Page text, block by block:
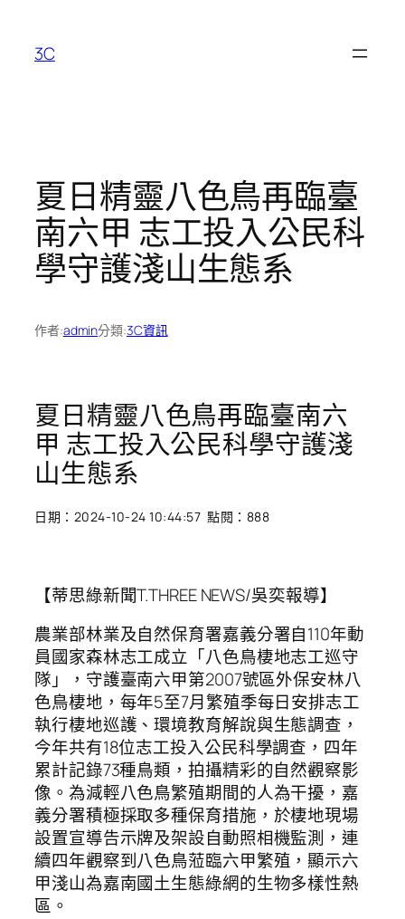
3C
夏日精靈八色鳥再臨臺
南六甲 志工投入公民科
學守護淺山生態系
作者:admin分類:3C資訊
夏日精靈八色鳥再臨臺南六
甲 志工投入公民科學守護淺
山生態系
日期：2024-10-24 10:44:57 點閱：888
【蒂思綠新聞T.THREE NEWS/吳奕報導】
農業部林業及自然保育署嘉義分署自110年動
員國家森林志工成立「八色鳥棲地志工巡守
隊」，守護臺南六甲第2007號區外保安林八
色鳥棲地，每年5至7月繁殖季每日安排志工
執行棲地巡護、環境教育解說與生態調查，
今年共有18位志工投入公民科學調查，四年
累計記錄73種鳥類，拍攝精彩的自然觀察影
像。為減輕八色鳥繁殖期間的人為干擾，嘉
義分署積極採取多種保育措施，於棲地現場
設置宣導告示牌及架設自動照相機監測，連
續四年觀察到八色鳥蒞臨六甲繁殖，顯示六
甲淺山為嘉南國土生態綠網的生物多樣性熱
區。